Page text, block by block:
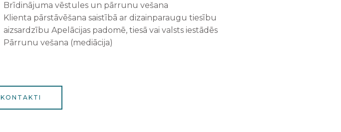
Brīdinājuma vēstules un pārrunu vešana
Klienta pārstāvēšana saistībā ar dizainparaugu tiesību
aizsardzību Apelācijas padomē, tiesā vai valsts iestādēs
Pārrunu vešana (mediācija)
KONTAKTI